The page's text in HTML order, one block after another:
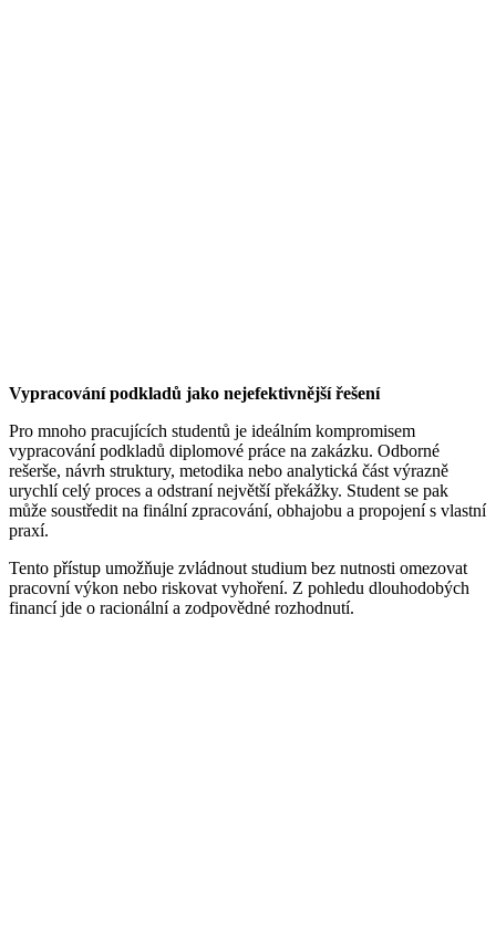
Vypracování podkladů jako nejefektivnější řešení
Pro mnoho pracujících studentů je ideálním kompromisem
vypracování podkladů diplomové práce na zakázku. Odborné
rešerše, návrh struktury, metodika nebo analytická část výrazně
urychlí celý proces a odstraní největší překážky. Student se pak
může soustředit na finální zpracování, obhajobu a propojení s vlastní
praxí.
Tento přístup umožňuje zvládnout studium bez nutnosti omezovat
pracovní výkon nebo riskovat vyhoření. Z pohledu dlouhodobých
financí jde o racionální a zodpovědné rozhodnutí.